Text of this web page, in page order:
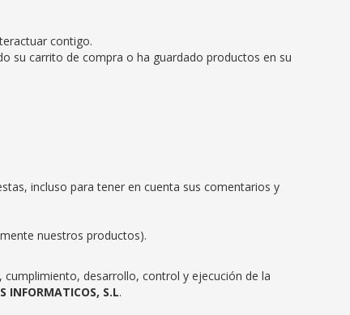
contigo.
su carrito de compra o ha guardado productos en su
incluso para tener en cuenta sus comentarios y
nuestros productos).
desarrollo, control y ejecución de la
INFORMATICOS, S.L.